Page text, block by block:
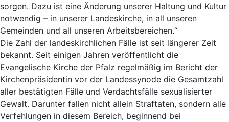
sorgen. Dazu ist eine Änderung unserer Haltung und Kultur
notwendig – in unserer Landeskirche, in all unseren
Gemeinden und all unseren Arbeitsbereichen.“
Die Zahl der landeskirchlichen Fälle ist seit längerer Zeit
bekannt. Seit einigen Jahren veröffentlicht die
Evangelische Kirche der Pfalz regelmäßig im Bericht der
Kirchenpräsidentin vor der Landessynode die Gesamtzahl
aller bestätigten Fälle und Verdachtsfälle sexualisierter
Gewalt. Darunter fallen nicht allein Straftaten, sondern alle
Verfehlungen in diesem Bereich, beginnend bei